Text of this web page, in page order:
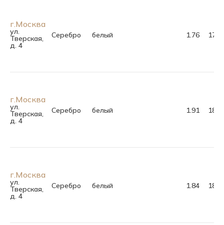
г.Москва
ул.
Тверская,
д. 4
Серебро белый 1.76 17.0
г.Москва
ул.
Тверская,
д. 4
Серебро белый 1.91 18.0
г.Москва
ул.
Тверская,
д. 4
Серебро белый 1.84 18.5